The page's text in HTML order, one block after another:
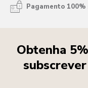
Pagamento 100%
Obtenha